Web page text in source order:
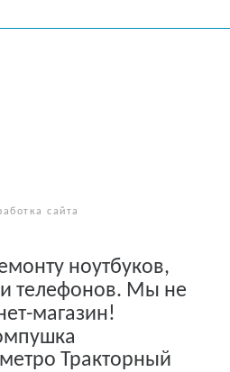
сайта
ноутбуков,
телефонов. Мы не
магазин!
метро Тракторный